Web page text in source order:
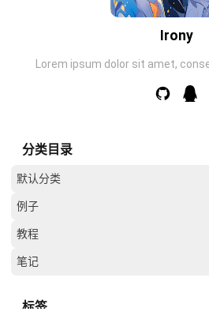
Irony
Lorem ipsum dolor sit amet,
分类目录
默认分类
例子
教程
笔记
标签